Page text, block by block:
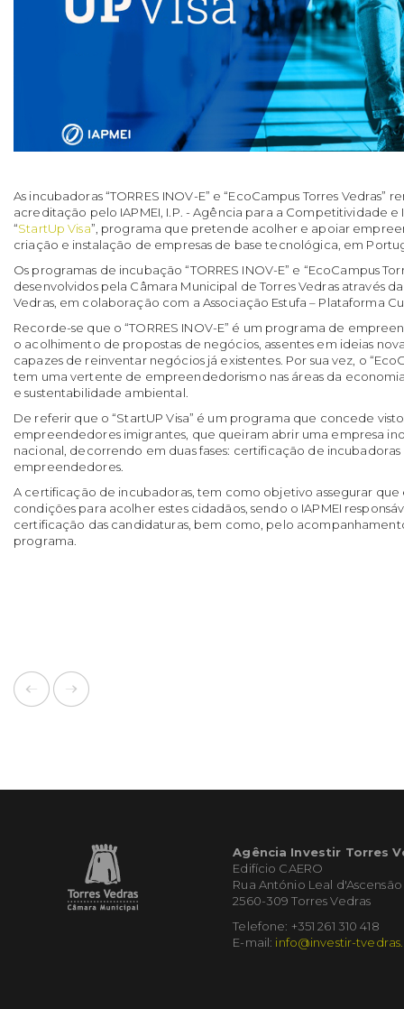
As incubadoras “TORRES INOV-E” e “EcoCampus Torres
acreditação pelo IAPMEI, I.P. - Agência para a Competitividade
“StartUp Visa”, programa que pretende acolher e apoiar
criação e instalação de empresas de base tecnológica, em
Os programas de incubação “TORRES INOV-E” e “EcoCampus
desenvolvidos pela Câmara Municipal de Torres Vedras através
Vedras, em colaboração com a Associação Estufa – Plataforma
Recorde-se que o “TORRES INOV-E” é um programa de
o acolhimento de propostas de negócios, assentes em ideias
capazes de reinventar negócios já existentes. Por sua vez, o
tem uma vertente de empreendedorismo nas áreas da
e sustentabilidade ambiental.
De referir que o “StartUP Visa” é um programa que concede
empreendedores imigrantes, que queiram abrir uma empresa
nacional, decorrendo em duas fases: certificação de
empreendedores.
A certificação de incubadoras, tem como objetivo assegurar que
condições para acolher estes cidadãos, sendo o IAPMEI
certificação das candidaturas, bem como, pelo
programa.
Agência Investir Torres
Edifício CAERO
Rua António Leal d'Ascensão
2560-309 Torres Vedras
Telefone: +351 261 310 418
E-mail: info@investir-